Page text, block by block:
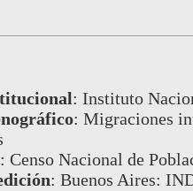
: Instituto
: Migraciones
: Censo Nacional de
: Buenos Aires: